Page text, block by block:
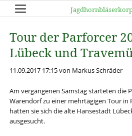
Tour der Parforcer
Lübeck und
11.09.2017 17:15von Markus Schräder
Am vergangenen Samstag starteten die
Warendorf zu einer mehrtägigen Tour in
hatten sie sich die alte Hansestadt
ausgesucht.